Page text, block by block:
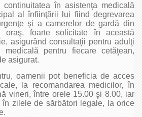
în asistenţa medicală
al înfiinţării lui fiind degrevarea
şi a camerelor de gardă din
oraş, foarte solicitate în această
asigurând consultaţii pentru adulţi
pentru fiecare cetăţean,
asigurat.
oamenii pot beneficia de acces
la recomandarea medicilor, în
vineri, între orele 15.00 şi 8.00, iar
în zilele de sărbători legale, la orice